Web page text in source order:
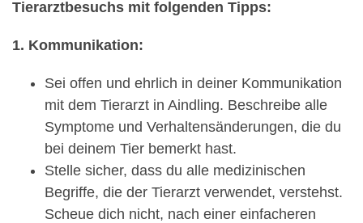
Tierarztbesuchs mit folgenden Tipps:
1. Kommunikation:
Sei offen und ehrlich in deiner Kommunikation
mit dem Tierarzt in Aindling. Beschreibe alle
Symptome und Verhaltensänderungen, die du
bei deinem Tier bemerkt hast.
Stelle sicher, dass du alle medizinischen
Begriffe, die der Tierarzt verwendet, verstehst.
Scheue dich nicht, nach einer einfacheren